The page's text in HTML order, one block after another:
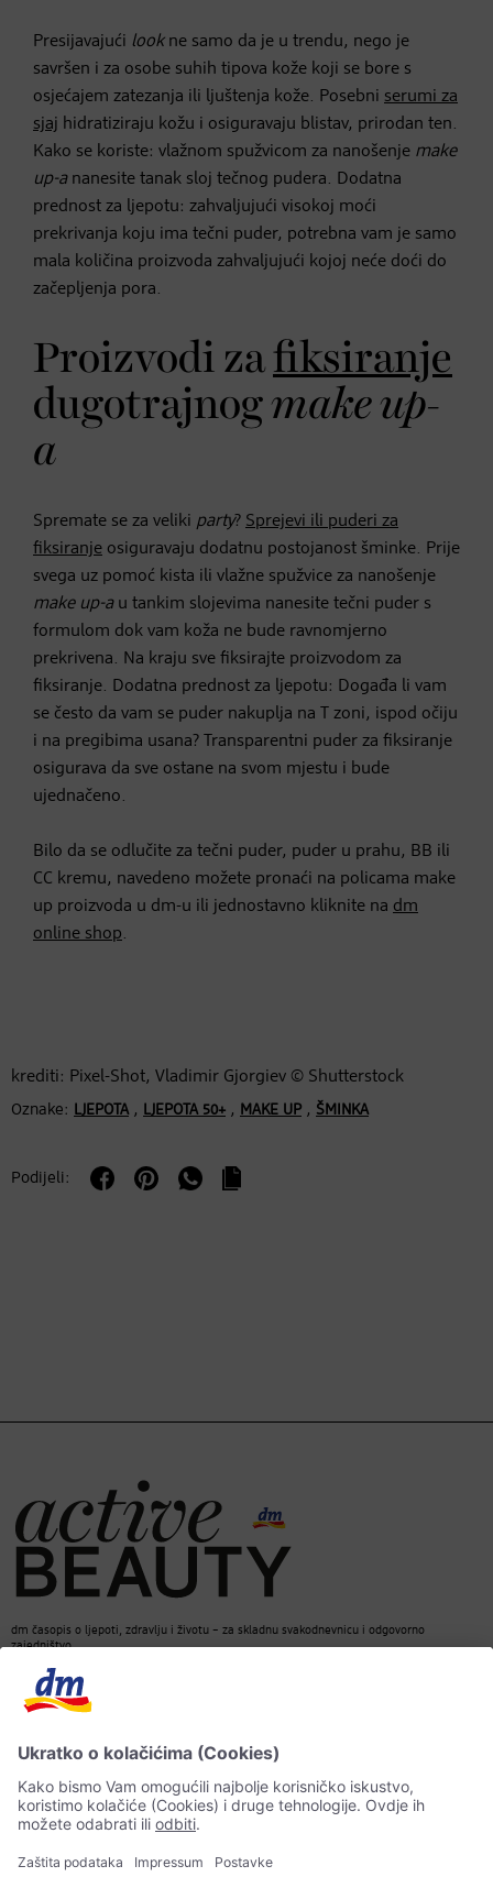
Presijavajući lookne samo da je u trendu, nego je
savršen i za osobe suhih tipova kože koji se bore s
osjećajem zatezanja ili ljuštenja kože. Posebni serumi za
sjaj hidratiziraju kožu i osiguravaju blistav, prirodan ten.
Kako se koriste: vlažnom spužvicom za nanošenje make
up-ananesite tanak sloj tečnog pudera. Dodatna
prednost za ljepotu: zahvaljujući visokoj moći
prekrivanja koju ima tečni puder, potrebna vam je samo
mala količina proizvoda zahvaljujući kojoj neće doći do
začepljenja pora.
Proizvodi zafiksiranje
dugotrajnog make up-
a
Spremate se za veliki party? Sprejevi ili puderi za
fiksiranje osiguravaju dodatnu postojanost šminke. Prije
svega uz pomoć kista ili vlažne spužvice za nanošenje
make up-au tankim slojevima nanesite tečni puder s
formulom dok vam koža ne bude ravnomjerno
prekrivena. Na kraju sve fiksirajte proizvodom za
fiksiranje. Dodatna prednost za ljepotu: Događa li vam
se često da vam se puder nakuplja na T zoni, ispod očiju
i na pregibima usana? Transparentni puder za fiksiranje
osigurava da sve ostane na svom mjestu i bude
ujednačeno.
Bilo da se odlučite za tečni puder, puder u prahu, BB ili
CC kremu, navedeno možete pronaći na policama make
up proizvoda u dm-u ili jednostavno kliknite na dm
online shop.
krediti: Pixel-Shot, Vladimir Gjorgiev © Shutterstock
Oznake: LJEPOTA, LJEPOTA 50+ , MAKE UP , ŠMINKA
Podijeli:
dm časopis o ljepoti, zdravlju i životu – za skladnu svakodnevnicu i odgovorno
zajedništvo.